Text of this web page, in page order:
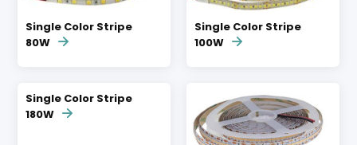
Single Color Stripe
80W
Single Color Stripe
100W
Single Color Stripe
180W